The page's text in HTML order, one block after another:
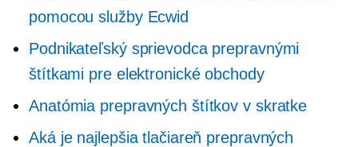
pomocou služby Ecwid
Podnikateľský sprievodca prepravnými
štítkami pre elektronické obchody
Anatómia prepravných štítkov v skratke
Aká je najlepšia tlačiareň prepravných